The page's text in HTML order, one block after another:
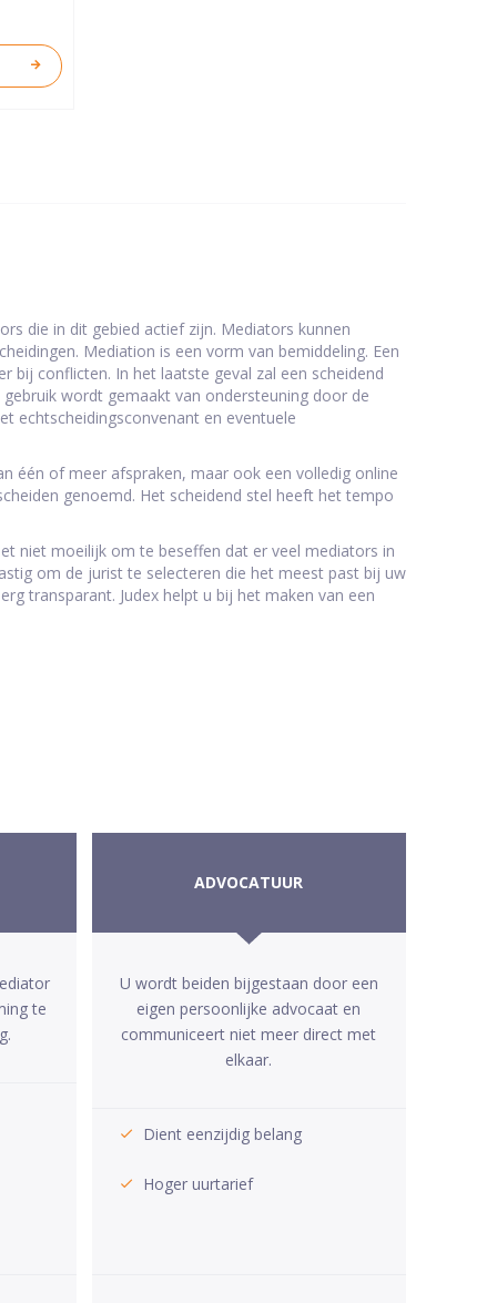
die in dit gebied actief zijn. Mediators kunnen
Mediation is een vorm van bemiddeling. Een
bij conflicten. In het laatste geval zal een scheidend
wordt gemaakt van ondersteuning door de
echtscheidingsconvenant en eventuele
één of meer afspraken, maar ook een volledig online
genoemd. Het scheidend stel heeft het tempo
niet moeilijk om te beseffen dat er veel mediators in
om de jurist te selecteren die het meest past bij uw
transparant. Judex helpt u bij het maken van een
te
ADVOCATUUR
U wordt beiden bijgestaan door een
eigen persoonlijke advocaat en
communiceert niet meer direct met
elkaar.
Dient eenzijdig belang
Hoger uurtarief